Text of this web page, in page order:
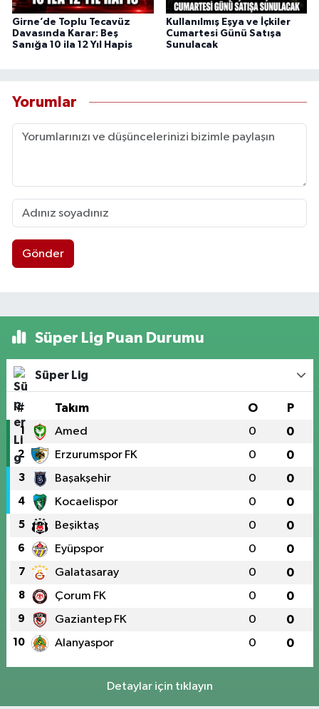
Girne’de Toplu Tecavüz
Davasında Karar: Beş
Sanığa 10 ila 12 Yıl Hapis
Kullanılmış Eşya ve İçkiler
Cumartesi Günü Satışa
Sunulacak
Yorumlar
Gönder
Süper Lig Puan Durumu
Süper Lig
# Takım O P
1 Amed 0 0
2 Erzurumspor FK 0 0
3 Başakşehir 0 0
4 Kocaelispor 0 0
5 Beşiktaş 0 0
6 Eyüpspor 0 0
7 Galatasaray 0 0
8 Çorum FK 0 0
9 Gaziantep FK 0 0
10 Alanyaspor 0 0
Detaylar için tıklayın